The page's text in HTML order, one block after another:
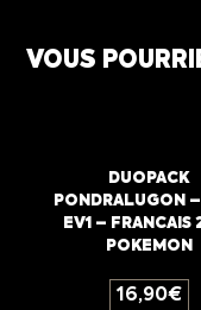
VOUS
DUOPACK
PONDRALUGON
EV1 – FRANCAIS
POKEMON
16,90€